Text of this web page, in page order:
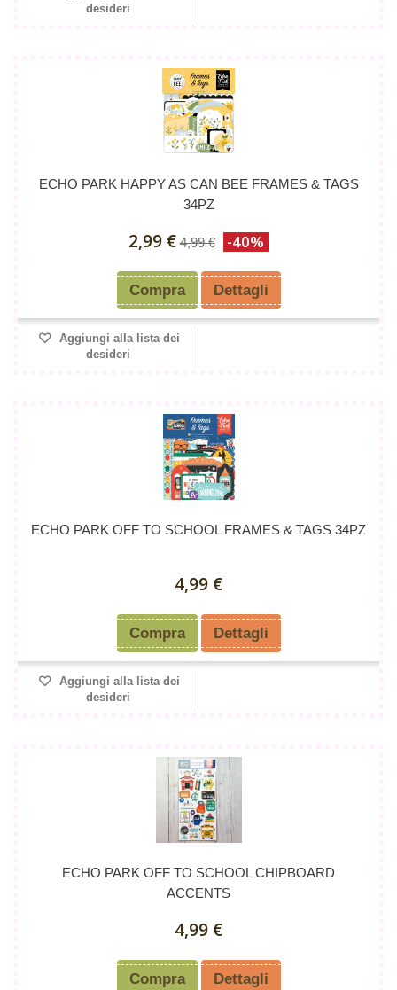
desideri
ECHO PARK HAPPY AS CAN BEE FRAMES & TAGS
34PZ
2,99 € 4,99 € -40%
Compra Dettagli
Aggiungi alla lista dei
desideri
ECHO PARK OFF TO SCHOOL FRAMES & TAGS 34PZ
4,99 €
Compra Dettagli
Aggiungi alla lista dei
desideri
ECHO PARK OFF TO SCHOOL CHIPBOARD
ACCENTS
4,99 €
Compra Dettagli